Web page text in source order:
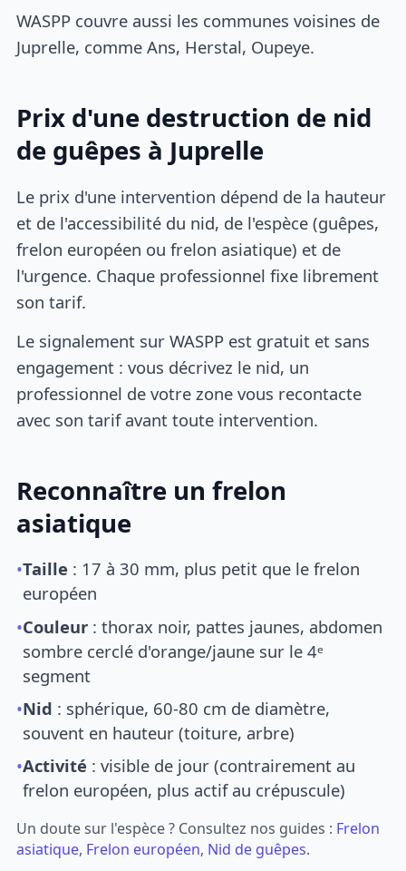
WASPP couvre aussi les communes voisines de
Juprelle, comme Ans, Herstal, Oupeye.
Prix d'une destruction de nid
de guêpes à Juprelle
Le prix d'une intervention dépend de la hauteur
et de l'accessibilité du nid, de l'espèce (guêpes,
frelon européen ou frelon asiatique) et de
l'urgence. Chaque professionnel fixe librement
son tarif.
Le signalement sur WASPP est gratuit et sans
engagement : vous décrivez le nid, un
professionnel de votre zone vous recontacte
avec son tarif avant toute intervention.
Reconnaître un frelon
asiatique
•Taille : 17 à 30 mm, plus petit que le frelon
européen
•Couleur : thorax noir, pattes jaunes, abdomen
sombre cerclé d'orange/jaune sur le 4ᵉ
segment
•Nid : sphérique, 60-80 cm de diamètre,
souvent en hauteur (toiture, arbre)
•Activité : visible de jour (contrairement au
frelon européen, plus actif au crépuscule)
Un doute sur l'espèce ? Consultez nos guides : Frelon
asiatique, Frelon européen, Nid de guêpes.